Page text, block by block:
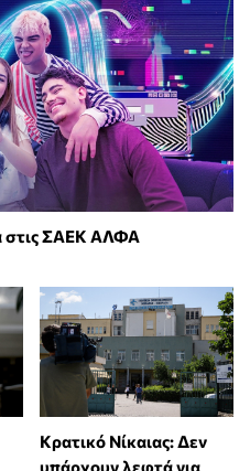
στις ΣΑΕΚ ΑΛΦΑ
Κρατικό Νίκαιας: Δεν
υπάρχουν λεφτά για